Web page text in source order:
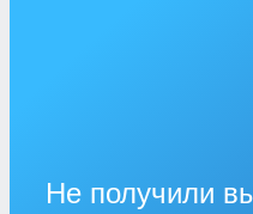
Не получили